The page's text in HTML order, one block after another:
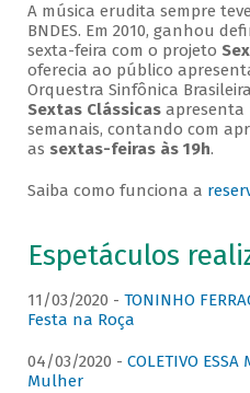
A música erudita sempre
BNDES. Em 2010, ganhou
sexta-feira com o projeto
oferecia ao público
Orquestra Sinfônica
Sextas Clássicasapresenta
semanais, contando com
as sextas-feiras às 19h.
Saiba como funciona a
Espetáculos
11/03/2020 - TONINHO
Festa na Roça
04/03/2020 - COLETIVO
Mulher